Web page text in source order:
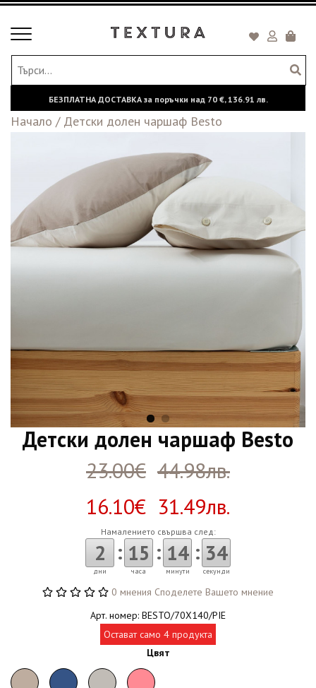
Toggle
БЕЗПЛАТНА ДОСТАВКА за поръчки над 70 €,136.91 лв.
Начало / Детски долен чаршаф Besto
Детски долен чаршаф Besto
23.00€ 44.98лв.
16.10€ 31.49лв.
Намалението свършва след:
2
дни
: 15
часа
: 14
минути
: 34
секунди
0 мнения Споделете Вашето мнение
Арт. номер: BESTO/70X140/PIE
Остават само 4 продукта
Цвят